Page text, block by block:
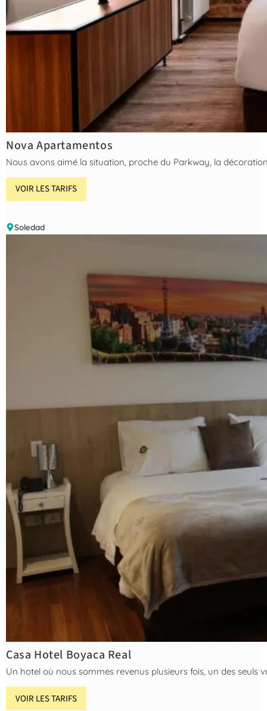
Nova Apartamentos
Nous avons aimé la situation, proche du Parkway, la
VOIR LES TARIFS
Soledad
Casa Hotel Boyaca Real
Un hotel où nous sommes revenus plusieurs fois, un des
VOIR LES TARIFS